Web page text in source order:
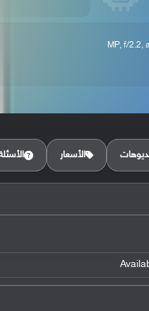
الأسعار